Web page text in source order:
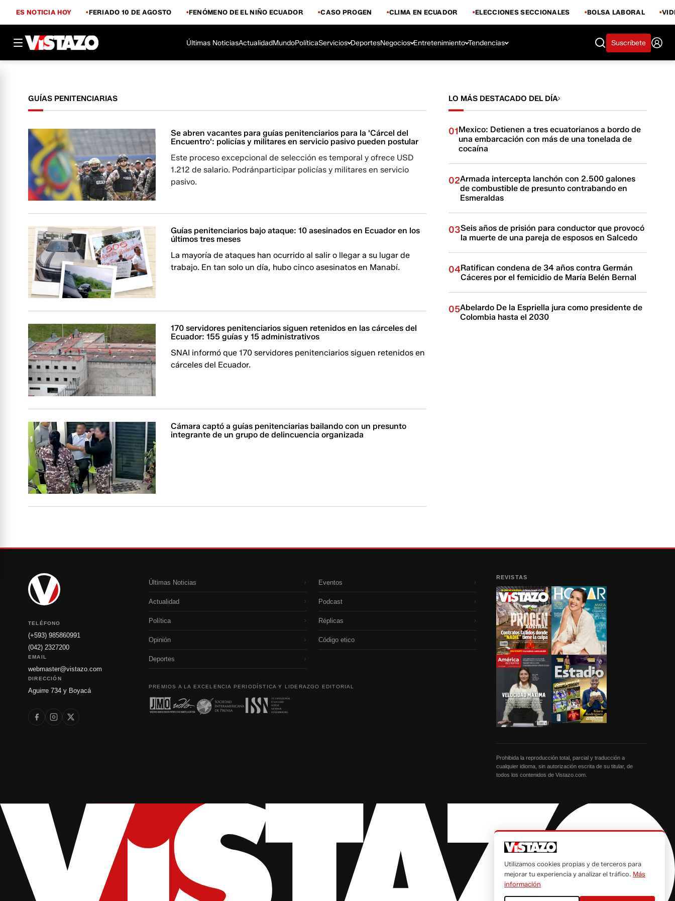
ES NOTICIA HOY FERIADO 10 DE AGOSTO FENÓMENO DE EL NIÑO ECUADOR CASO PROGEN CLIMA EN ECUADOR ELECCIONES SECCIONALES BOLSA LABORAL
Últimas NoticiasActualidadMundoPolíticaServicios DeportesNegocios Entretenimiento Tendencias Suscríbete
GUÍAS PENITENCIARIAS
Se abren vacantes para guías penitenciarios para la 'Cárcel del
Encuentro': policías y militares en servicio pasivo pueden postular
Este proceso excepcional de selección es temporal y ofrece USD
1.212 de salario. Podránparticipar policías y militares en servicio
pasivo.
Guías penitenciarios bajo ataque: 10 asesinados en Ecuador en los
últimos tres meses
La mayoría de ataques han ocurrido al salir o llegar a su lugar de
trabajo. En tan solo un día, hubo cinco asesinatos en Manabí.
170 servidores penitenciarios siguen retenidos en las cárceles del
Ecuador: 155 guías y 15 administrativos
SNAI informó que 170 servidores penitenciarios siguen retenidos en
cárceles del Ecuador.
Cámara captó a guías penitenciarias bailando con un presunto
integrante de un grupo de delincuencia organizada
LO MÁS DESTACADO DEL DÍA
01Mexico: Detienen a tres ecuatorianos a bordo de
una embarcación con más de una tonelada de
cocaína
02Armada intercepta lanchón con 2.500 galones
de combustible de presunto contrabando en
Esmeraldas
03Seis años de prisión para conductor que provocó
la muerte de una pareja de esposos en Salcedo
04Ratifican condena de 34 años contra Germán
Cáceres por el femicidio de María Belén Bernal
05Abelardo De la Espriella jura como presidente de
Colombia hasta el 2030
TELÉFONO
(+593) 985860991
(042) 2327200
EMAIL
webmaster@vistazo.com
DIRECCIÓN
Aguirre 734 y Boyacá
Últimas Noticias ›
Actualidad ›
Política ›
Opinión ›
Deportes ›
Eventos ›
Podcast ›
Réplicas ›
Código etico ›
PREMIOS A LA EXCELENCIA PERIODÍSTICA Y LIDERAZGO EDITORIAL
REVISTAS
Prohibida la reproducción total, parcial y traducción a
cualquier idioma, sin autorización escrita de su titular, de
todos los contenidos de Vistazo.com.
Utilizamos cookies propias y de terceros para
mejorar tu experiencia y analizar el tráfico. Más
información